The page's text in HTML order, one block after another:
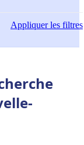
Appliquerles filtres